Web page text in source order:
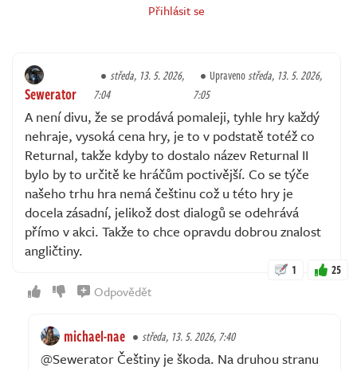
Přihlásit se
Sewerator
středa, 13. 5. 2026,
7:04
Upravenostředa, 13. 5. 2026,
7:05
A není divu, že se prodává pomaleji, tyhle hry každý
nehraje, vysoká cena hry, je to v podstatě totéž co
Returnal, takže kdyby to dostalo název Returnal II
bylo by to určitě ke hráčům poctivější. Co se týče
našeho trhu hra nemá češtinu což u této hry je
docela zásadní, jelikož dost dialogů se odehrává
přímo v akci. Takže to chce opravdu dobrou znalost
angličtiny.
1 25
Odpovědět
michael-nae středa, 13. 5. 2026, 7:40
@Sewerator Češtiny je škoda. Na druhou stranu